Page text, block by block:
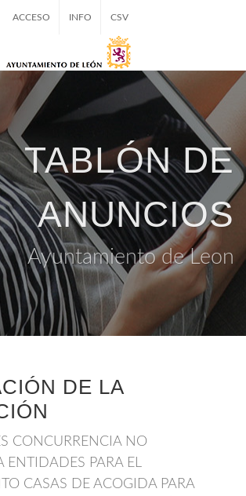
ACCESO INFO CSV
TABLÓN DE
ANUNCIOS
Ayuntamiento de Leon
DE LA
CONCURRENCIA NO
ENTIDADES PARA EL
CASAS DE ACOGIDA PARA